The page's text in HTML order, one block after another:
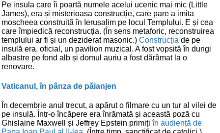
Pe insula care îi poartă numele acelui ucenic mai mic (Little
James), era și misterioasa construcție, care pare a imita
moscheea construită în Ierusalim pe locul Templului. E și cea
care împiedică reconstrucția. (În sens metaforic, reconstruirea
templului ar fi și un deziderat masonic.) Construcția de pe
insulă era, oficial, un pavilion muzical. A fost vopsită în dungi
albastre pe fond alb și domul auriu a fost dărâmat la o
renovare.
Vaticanul, în pânza de păianjen
În decembrie anul trecut, a apărut o filmare cu un tur al vilei de
pe insulă. Într-o încăpere era înrămată și această poză cu
Ghislaine Maxwell și Jeffrey Epstein primițiîn audiență de